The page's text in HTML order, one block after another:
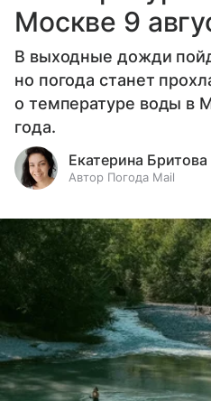
Москве 9
В выходные дожди
но погода станет
о температуре воды в
года.
Екатерина Бритова
Автор Погода Mail